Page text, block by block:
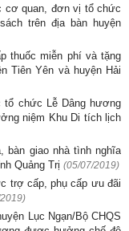
cơ quan, đơn vị tổ chức
trên địa bàn huyện
thuốc miễn phí và tặng
Tiên Yên và huyện Hải
tổ chức Lễ Dâng hương
niệm Khu Di tích lịch
bàn giao nhà tình nghĩa
Quảng Trị (05/07/2019)
trợ cấp, phụ cấp ưu đãi
Lục Ngạn/Bộ CHQS